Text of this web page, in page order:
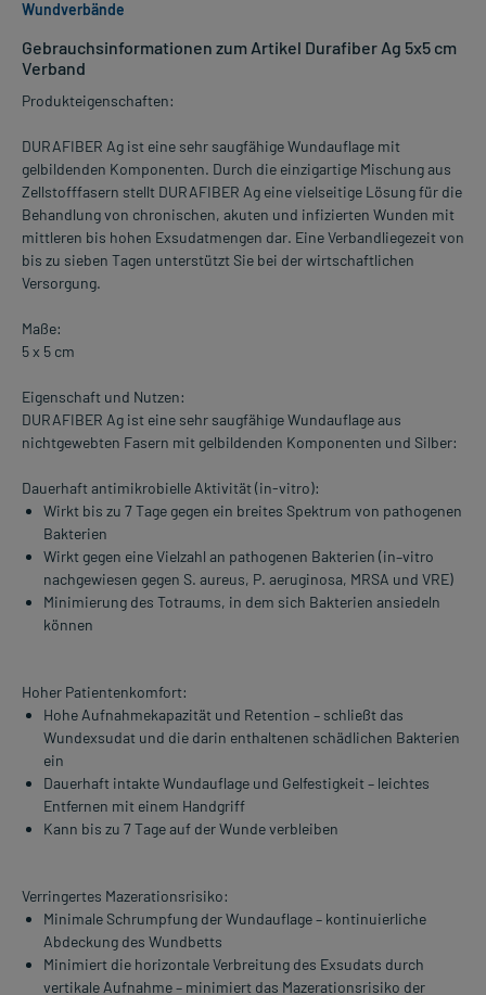
Gebrauchsinformationen zum Artikel Durafiber Ag 5x5 cm
Verband
Produkteigenschaften:
DURAFIBER Ag ist eine sehr saugfähige Wundauflage mit
gelbildenden Komponenten. Durch die einzigartige Mischung aus
Zellstofffasern stellt DURAFIBER Ag eine vielseitige Lösung für die
Behandlung von chronischen, akuten und infizierten Wunden mit
mittleren bis hohen Exsudatmengen dar. Eine Verbandliegezeit von
bis zu sieben Tagen unterstützt Sie bei der wirtschaftlichen
Versorgung.
Maße:
5 x 5 cm
Eigenschaft und Nutzen:
DURAFIBER Ag ist eine sehr saugfähige Wundauflage aus
nichtgewebten Fasern mit gelbildenden Komponenten und Silber:
Dauerhaft antimikrobielle Aktivität (in-vitro):
Wirkt bis zu 7 Tage gegen ein breites Spektrum von pathogenen
Bakterien
Wirkt gegen eine Vielzahl an pathogenen Bakterien (in–vitro
nachgewiesen gegen S. aureus, P. aeruginosa, MRSA und VRE)
Minimierung des Totraums, in dem sich Bakterien ansiedeln
können
Hoher Patientenkomfort:
Hohe Aufnahmekapazität und Retention – schließt das
Wundexsudat und die darin enthaltenen schädlichen Bakterien
ein
Dauerhaft intakte Wundauflage und Gelfestigkeit – leichtes
Entfernen mit einem Handgriff
Kann bis zu 7 Tage auf der Wunde verbleiben
Verringertes Mazerationsrisiko:
Minimale Schrumpfung der Wundauflage – kontinuierliche
Abdeckung des Wundbetts
Minimiert die horizontale Verbreitung des Exsudats durch
vertikale Aufnahme – minimiert das Mazerationsrisiko der
Wundverbände